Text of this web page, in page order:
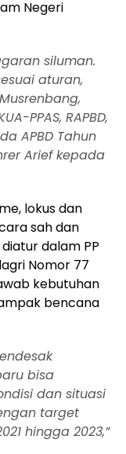
Negeri
siluman.
aturan,
PPAS, RAPBD,
APBD Tahun
Arief kepada
lokus dan
sah dan
dalam PP
Nomor 77
kebutuhan
bencana
bisa
dan situasi
target
hingga 2023,”